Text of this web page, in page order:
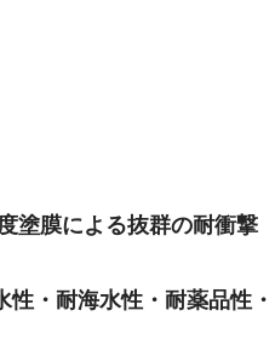
塗膜による抜群の耐衝撃
・耐海水性・耐薬品性・